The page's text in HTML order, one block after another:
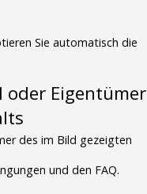
Sie automatisch die
oder Eigentümer
des im Bild gezeigten
und den FAQ.